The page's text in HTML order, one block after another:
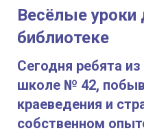
Весёлые уроки
библиотеке
Сегодня ребята из
школе № 42,
краеведения и
собственном